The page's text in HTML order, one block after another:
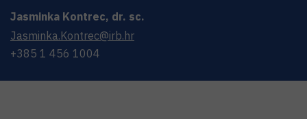
Jasminka Kontrec, dr. sc.
Jasminka.Kontrec@irb.hr
+385 1 456 1004